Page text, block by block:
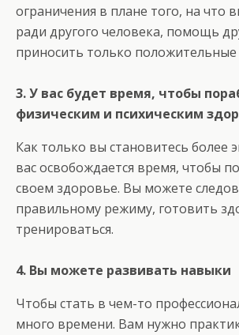
ограничения в плане того, на что
ради другого человека, помощь
приносить только
3. У вас будет время, чтобы
физическим и психическим
Как только вы становитесь более
вас освобождается время, чтобы
своем здоровье. Вы можете
правильному режиму, готовить
тренироваться.
4. Вы можете развивать навыки
Чтобы стать в чем-то
много времени. Вам нужно